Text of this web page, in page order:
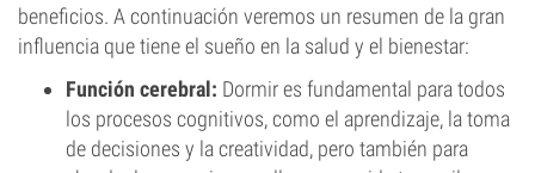
beneficios. A continuación veremos un resumen de la gran
influencia que tiene el sueño en la salud y el bienestar:
Función cerebral: Dormir es fundamental para todos
los procesos cognitivos, como el aprendizaje, la toma
de decisiones y la creatividad, pero también para